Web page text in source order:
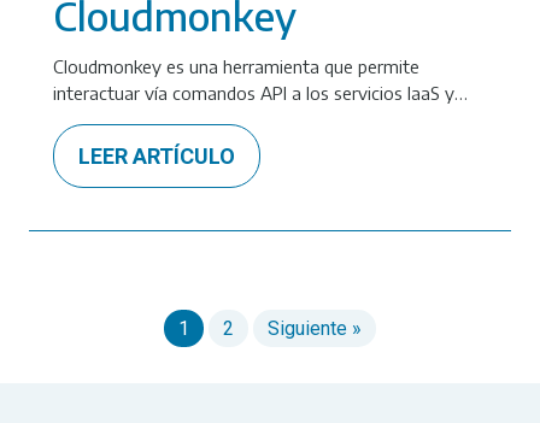
Cloudmonkey
Cloudmonkey es una herramienta que permite
interactuar vía comandos API a los servicios IaaS y…
LEER ARTÍCULO
1 2 Siguiente »